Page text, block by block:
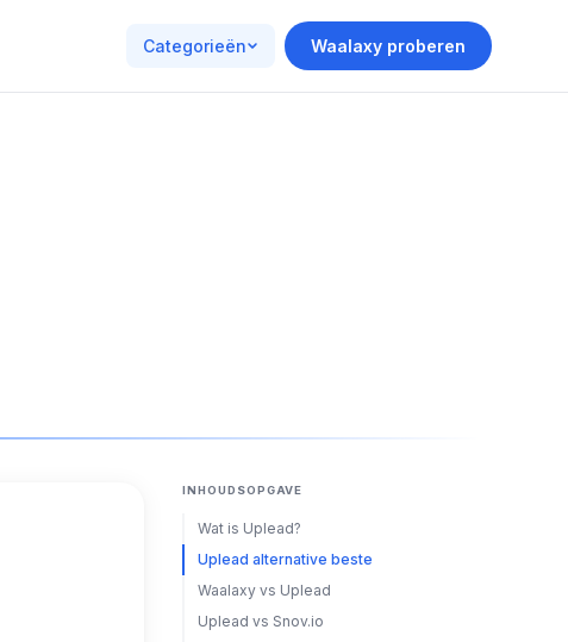
Categorieën Waalaxy proberen
INHOUDSOPGAVE
Wat is Uplead?
Uplead alternative beste
Waalaxy vs Uplead
Uplead vs Snov.io